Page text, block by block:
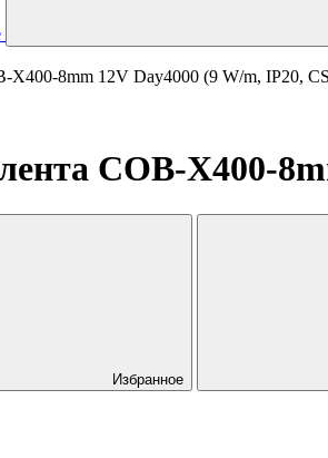
X400-8mm 12V Day4000 (9 W/m, IP20,
COB-X400-
Избранное